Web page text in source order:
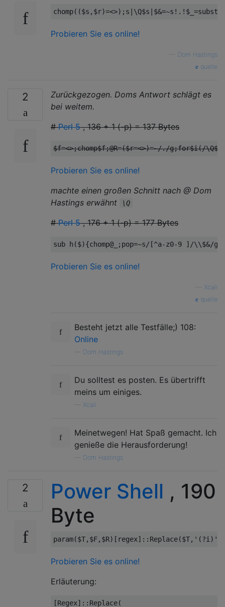
chomp(($s , $r)=<>); s \Q$s $&=~s !.! $_ =
Probieren Sie es online!
Dom Hastings
quelle
2
Zurückgezogen. Doms Antwort schlägt es
bei weitem.
#Perl 5, 136 + 1 (-p) = 137 Bytes
$f=<>;chomp$f;@R=($r=<>)=~/./g;for$i(/
Probieren Sie es online!
machte einen großen Schnitt nach @ Dom
Hastings erwähnt
\Q
#Perl 5, 176 + 1 (-p) = 177 Bytes
sub h ($){chomp@_ ; pop=~s/[^a-z0-9 ]/\\$&/
Probieren Sie es online!
Xcali
quelle
Besteht jetzt alle Testfälle;) 108:
Online
Dom Hastings
Du solltest es posten. Es übertrifft
meins um einiges.
Xcali
Meinetwegen! Hat Spaß gemacht. Ich
genieße die Herausforderung!
Dom Hastings
2 Power Shell , 190
Byte
param($T, $F, $R)[ regex]:: Replace($T, '(?i)'
Probieren Sie es online!
Erläuterung:
[Regex]:: Replace(